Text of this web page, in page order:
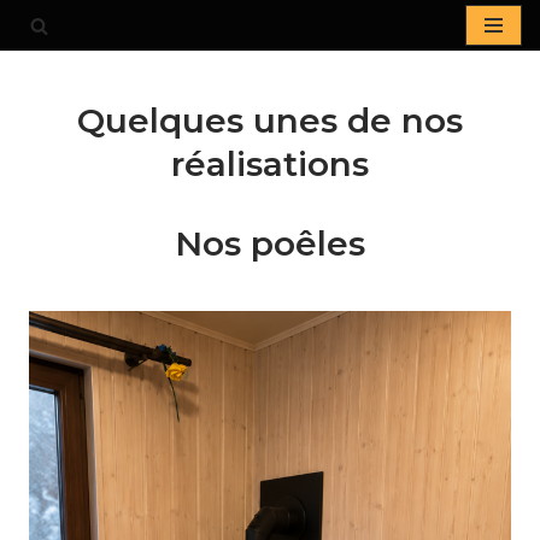
contenuQuelques unes de nos
réalisations
Nos poêles